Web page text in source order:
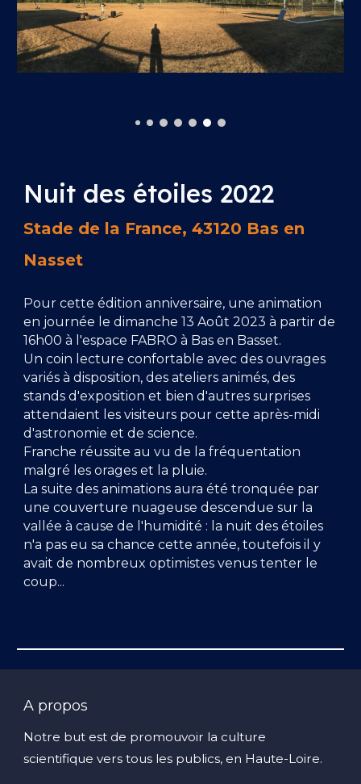
Nuit des étoiles 2022
Stade de la France, 43120 Bas en
Nasset
Pour cette édition anniversaire, une animation
en journée le dimanche 13 Août 2023 à partir de
16h00 à l'espace FABRO à Bas en Basset.
Un coin lecture confortable avec des ouvrages
variés à disposition, des ateliers animés, des
stands d'exposition et bien d'autres surprises
attendaient les visiteurs pour cette après-midi
d'astronomie et de science.
Franche réussite au vu de la fréquentation
malgré les orages et la pluie.
La suite des animations aura été tronquée par
une couverture nuageuse descendue sur la
vallée à cause de l'humidité : la nuit des étoiles
n'a pas eu sa chance cette année, toutefois il y
avait de nombreux optimistes venus tenter le
coup...
A propos
Notre but est de promouvoir la culture
scientifique vers tous les publics, en Haute-Loire.